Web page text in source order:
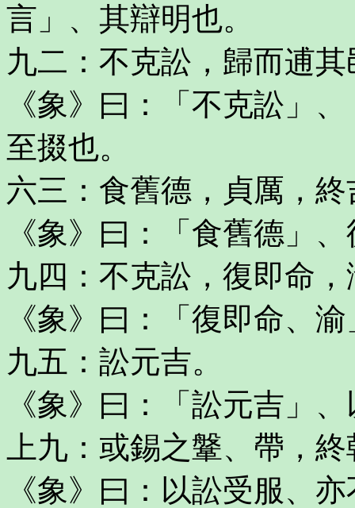
言」、其辯明也。
九二：不克訟，歸而逋
《象》曰：「不克訟」
至掇也。
六三：食舊德，貞厲，
《象》曰：「食舊德」
九四：不克訟，復即命
《象》曰：「復即命、
九五：訟元吉。
《象》曰：「訟元吉」
上九：或錫之鞶、帶，
《象》曰：以訟受服、